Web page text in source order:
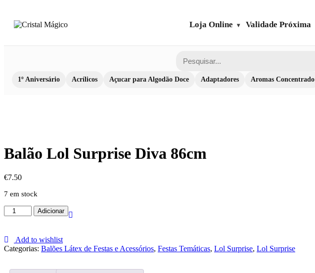
Loja Online Validade Próxima
1º Aniversário Acrílicos Açucar para Algodão Doce Adaptadores Aromas Concentrado
Balão Lol Surprise Diva 86cm
€7.50
7 em stock
Quantidade
de
Lol
Surprise
Diva
Adicionar
Add to wishlist
Categorias: Balões Látex de Festas e Acessórios, Festas Temáticas, Lol Surprise, Lol Surprise